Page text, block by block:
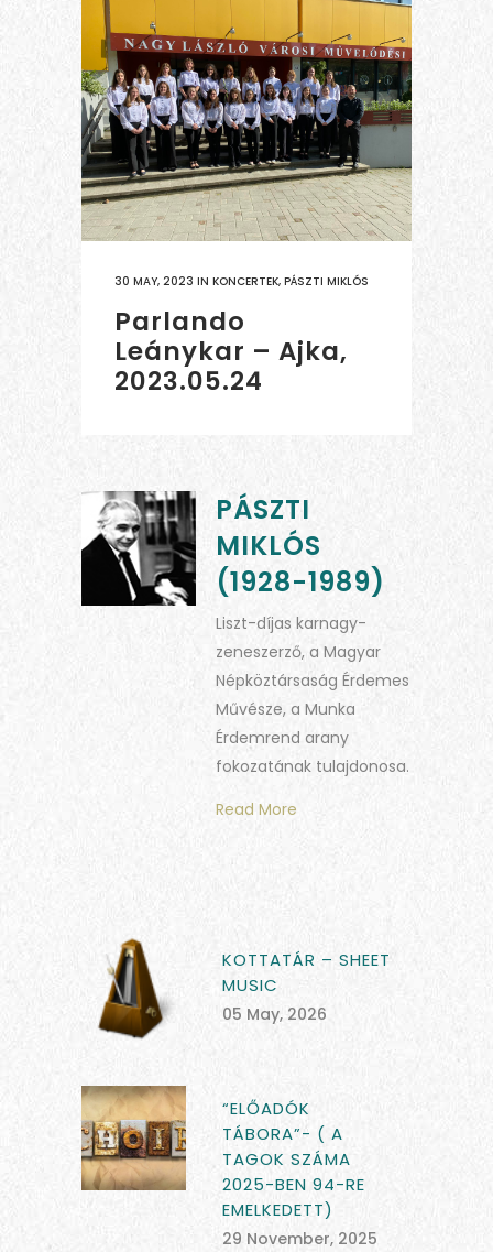
30 MAY, 2023 IN KONCERTEK, PÁSZTI MIKLÓS
Parlando
Leánykar – Ajka,
2023.05.24
PÁSZTI
MIKLÓS
(1928-1989)
Liszt-díjas karnagy-
zeneszerző, a Magyar
Népköztársaság Érdemes
Művésze, a Munka
Érdemrend arany
fokozatának tulajdonosa.
Read More
KOTTATÁR – SHEET
MUSIC
05 May, 2026
“ELŐADÓK
TÁBORA”- ( A
TAGOK SZÁMA
2025-BEN 94-RE
EMELKEDETT)
29 November, 2025